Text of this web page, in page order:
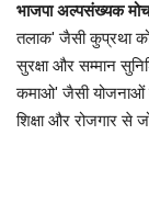
भाजपा अल्पसंख्यक
तलाक' जैसी कुप्रथा
सुरक्षा और सम्मान
कमाओ' जैसी योजनाओं
शिक्षा और रोजगार से